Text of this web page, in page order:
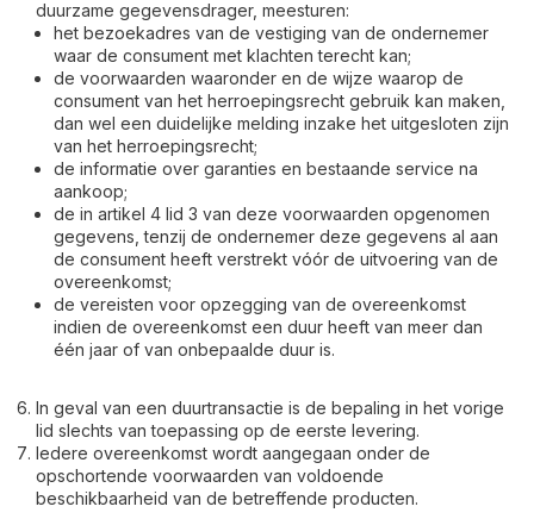
duurzame gegevensdrager, meesturen:
het bezoekadres van de vestiging van de ondernemer
waar de consument met klachten terecht kan;
de voorwaarden waaronder en de wijze waarop de
consument van het herroepingsrecht gebruik kan maken,
dan wel een duidelijke melding inzake het uitgesloten zijn
van het herroepingsrecht;
de informatie over garanties en bestaande service na
aankoop;
de in artikel 4 lid 3 van deze voorwaarden opgenomen
gegevens, tenzij de ondernemer deze gegevens al aan
de consument heeft verstrekt vóór de uitvoering van de
overeenkomst;
de vereisten voor opzegging van de overeenkomst
indien de overeenkomst een duur heeft van meer dan
één jaar of van onbepaalde duur is.
In geval van een duurtransactie is de bepaling in het vorige
lid slechts van toepassing op de eerste levering.
Iedere overeenkomst wordt aangegaan onder de
opschortende voorwaarden van voldoende
beschikbaarheid van de betreffende producten.